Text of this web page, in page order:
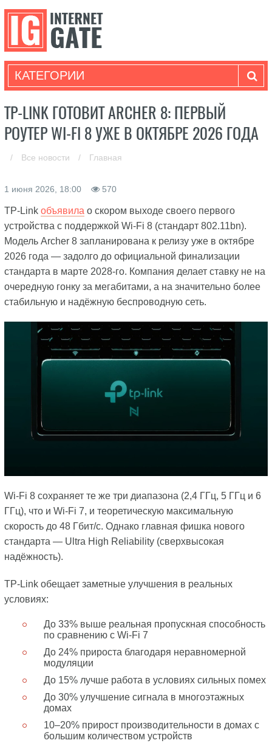
КАТЕГОРИИ
TP-LINK ГОТОВИТ ARCHER 8: ПЕРВЫЙ
РОУТЕР WI-FI 8 УЖЕ В ОКТЯБРЕ 2026 ГОДА
/ Все новости / Главная
1 июня 2026, 18:00 570
TP-Link объявила о скором выходе своего первого
устройства с поддержкой Wi-Fi 8 (стандарт 802.11bn).
Модель Archer 8 запланирована к релизу уже в октябре
2026 года — задолго до официальной финализации
стандарта в марте 2028-го. Компания делает ставку не на
очередную гонку за мегабитами, а на значительно более
стабильную и надёжную беспроводную сеть.
Wi-Fi 8 сохраняет те же три диапазона (2,4 ГГц, 5 ГГц и 6
ГГц), что и Wi-Fi 7, и теоретическую максимальную
скорость до 48 Гбит/с. Однако главная фишка нового
стандарта — Ultra High Reliability (сверхвысокая
надёжность).
TP-Link обещает заметные улучшения в реальных
условиях:
До 33% выше реальная пропускная способность
по сравнению с Wi-Fi 7
До 24% прироста благодаря неравномерной
модуляции
До 15% лучше работа в условиях сильных помех
До 30% улучшение сигнала в многоэтажных
домах
10–20% прирост производительности в домах с
большим количеством устройств